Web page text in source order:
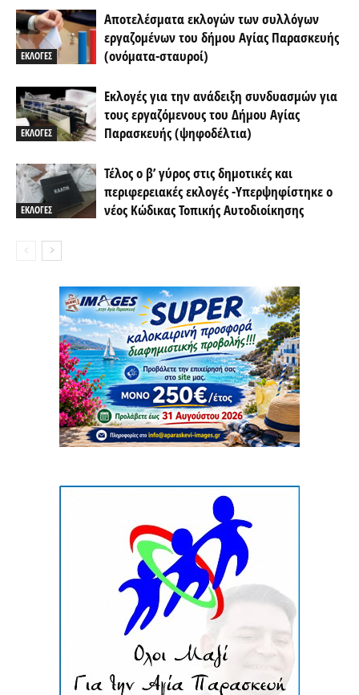
ΕΚΛΟΓΕΣ
Αποτελέσματα εκλογών των συλλόγων
εργαζομένων του δήμου Αγίας Παρασκευής
(ονόματα-σταυροί)
ΕΚΛΟΓΕΣ
Εκλογές για την ανάδειξη συνδυασμών για
τους εργαζόμενους του Δήμου Αγίας
Παρασκευής (ψηφοδέλτια)
ΕΚΛΟΓΕΣ
Τέλος ο β’ γύρος στις δημοτικές και
περιφερειακές εκλογές -Υπερψηφίστηκε ο
νέος Κώδικας Τοπικής Αυτοδιοίκησης